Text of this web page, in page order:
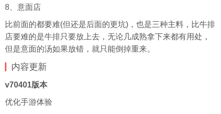
8、意面店
比前面的都要难(但还是后面的更坑)，也是三种主料，比牛排
店要难的是牛排只要放上去，无论几成熟拿下来都有用处，
但是意面的汤如果放错，就只能倒掉重来。
内容更新
v70401版本
优化手游体验